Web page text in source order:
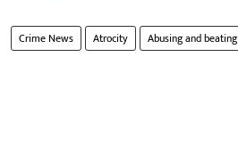
Crime News Atrocity Abusing and beating